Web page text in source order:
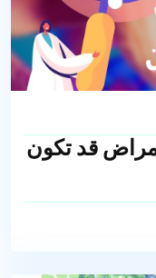
قد تكون